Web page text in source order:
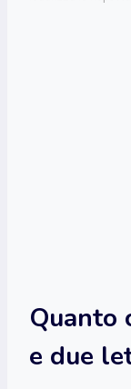
Quanto
e due